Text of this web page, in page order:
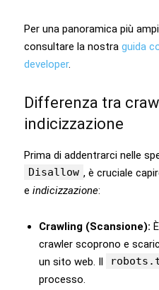
Per una panoramica più
consultare la nostra guida
developer.
Differenza tra
indicizzazione
Prima di addentrarci nelle
Disallow , è cruciale
e indicizzazione:
Crawling (Scansione):
crawler scoprono e
un sito web. Il
processo.